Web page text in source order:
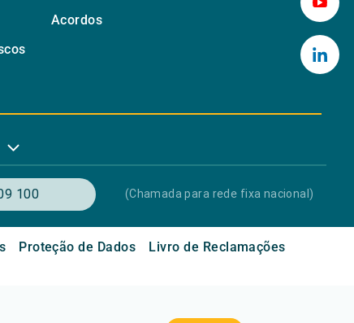
Acordos
100 (Chamada para rede fixa nacional)
Proteção de Dados
Livro de Reclamações